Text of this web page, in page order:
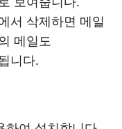
서 삭제하면 메일
메일도
니다.